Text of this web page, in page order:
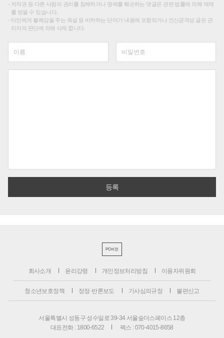
저작권 등 다른 사람의 권리를 침해하거나 명예를 훼손하는 댓글은 관련 법률에 의해 제재
를 받을 수 있습니다.
타인에게 불쾌감을 주는 욕설 등 비하하는 단어가 내용에 포함되거나 인신공격성 글은 관
리자의 판단에 의해 삭제 합니다.
PC버전
회사소개 윤리강령 개인정보처리방침 이용자위원회
청소년보호정책 정정·반론보도 기사심의규정 불편신고
서울특별시 성동구 성수일로 39-34 서울숲더스페이스 12층
대표전화 : 1800-6522
팩스 : 070-4015-8658